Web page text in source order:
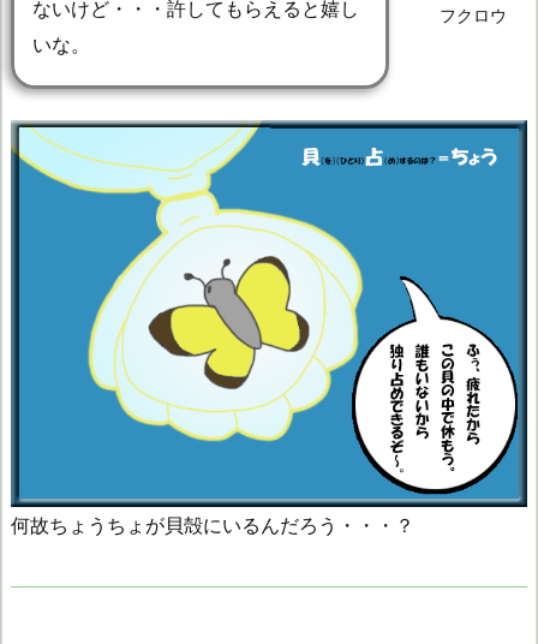
フクロウ
ないけど・・・許してもらえると嬉し
いな。
何故ちょうちょが貝殻にいるんだろう・・・？